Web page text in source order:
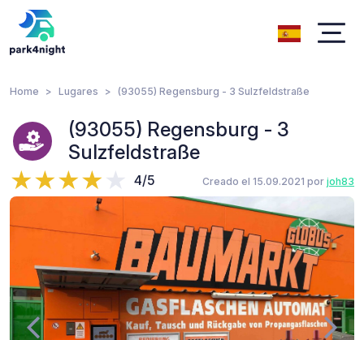
Home Lugares (93055) Regensburg - 3 Sulzfeldstraße
(93055) Regensburg - 3
Sulzfeldstraße
4/5 Creado el 15.09.2021 por joh83